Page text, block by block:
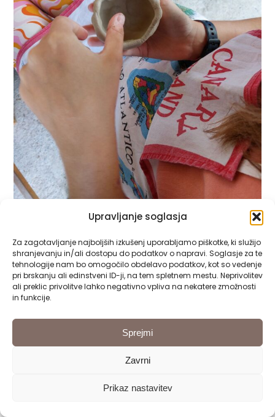
Upravljanje soglasja
Za zagotavljanje najboljših izkušenj uporabljamo piškotke, ki služijo
shranjevanju in/ali dostopu do podatkov o napravi. Soglasje za te
tehnologije nam bo omogočilo obdelavo podatkov, kot so vedenje
pri brskanju ali edinstveni ID-ji, na tem spletnem mestu. Neprivolitev
ali preklic privolitve lahko negativno vpliva na nekatere zmožnosti
in funkcije.
Sprejmi
Zavrni
Prikaz nastavitev